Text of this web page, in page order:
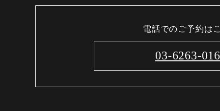
電話でのご予約は
03-6263-